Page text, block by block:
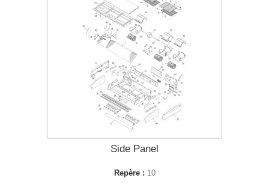
Side Panel
Repère : 10